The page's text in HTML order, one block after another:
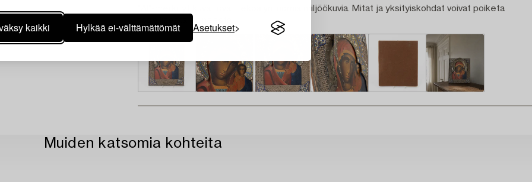
kaikki Hylkää ei-välttämättömät Asetukset
"AI"-merkityt kuvat ovat tekoälyn luomia miljöökuvia. Mitat ja yksityiskohdat voivat poiketa
Muiden katsomia kohteita